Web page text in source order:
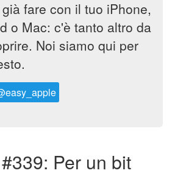
fare con il tuo iPhone,
o Mac: c'è tanto altro da
Noi siamo qui per
#339: Per un bit